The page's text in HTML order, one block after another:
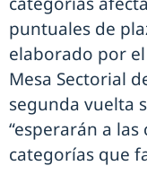
puntuales de
elaborado por
Mesa Sectorial
segunda vuelta
“esperarán a
categorías que